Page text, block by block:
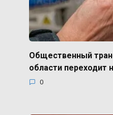
Общественный
области переходит
0